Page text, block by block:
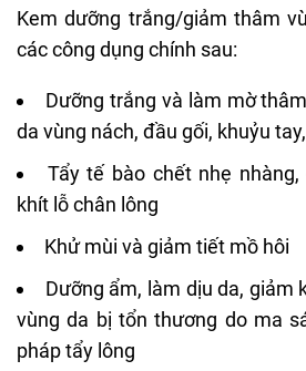
Kem dưỡng trắng/giảm thâm
các công dụng chính sau:
Dưỡng trắng và làm mờ
da vùng nách, đầu gối, khuỷu
Tẩy tế bào chết nhẹ
khít lỗ chân lông
Khử mùi và giảm tiết mồ hôi
Dưỡng ẩm, làm dịu da, giảm
vùng da bị tổn thương do ma
pháp tẩy lông